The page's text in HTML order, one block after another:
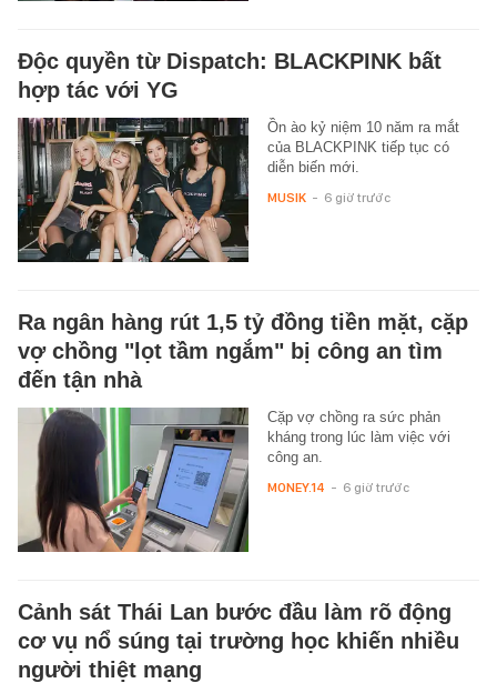
Độc quyền từ Dispatch: BLACKPINK bất
hợp tác với YG
Ồn ào kỷ niệm 10 năm ra mắt
của BLACKPINK tiếp tục có
diễn biến mới.
MUSIK - 6 giờ trước
Ra ngân hàng rút 1,5 tỷ đồng tiền mặt, cặp
vợ chồng "lọt tầm ngắm" bị công an tìm
đến tận nhà
Cặp vợ chồng ra sức phản
kháng trong lúc làm việc với
công an.
MONEY.14 - 6 giờ trước
Cảnh sát Thái Lan bước đầu làm rõ động
cơ vụ nổ súng tại trường học khiến nhiều
người thiệt mạng